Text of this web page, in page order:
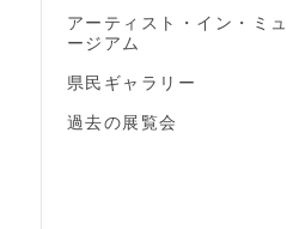
アーティスト・イン・ミュ
ージアム
県民ギャラリー
過去の展覧会